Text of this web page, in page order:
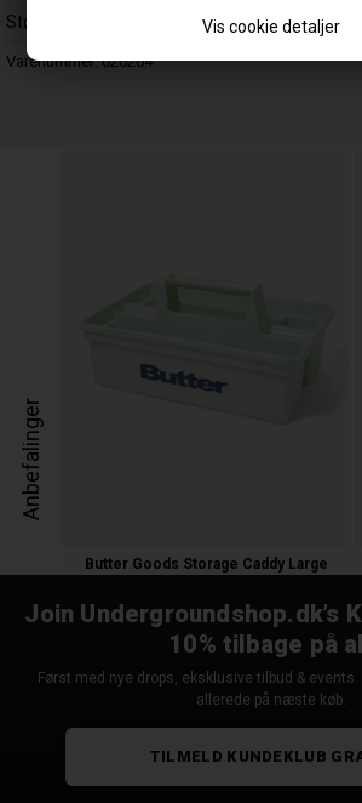
Vis cookie detaljer
Størrelsesguide
Varenummer:026204
Anbefalinger
Butter Goods Storage Caddy Large
Join Undergroundshop.dk’s
10% tilbage på
Først med nye drops, eksklusive tilbud &
allerede på næste køb.
TILMELD KUNDEKLUB